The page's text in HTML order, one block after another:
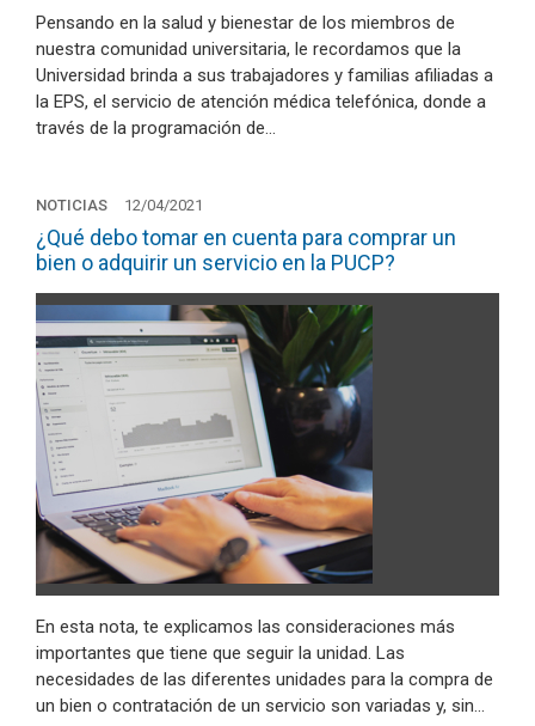
Pensando en la salud y bienestar de los miembros de
nuestra comunidad universitaria, le recordamos que la
Universidad brinda a sus trabajadores y familias afiliadas a
la EPS, el servicio de atención médica telefónica, donde a
través de la programación de…
NOTICIAS 12/04/2021
¿Qué debo tomar en cuenta para comprar un
bien o adquirir un servicio en la PUCP?
En esta nota, te explicamos las consideraciones más
importantes que tiene que seguir la unidad. Las
necesidades de las diferentes unidades para la compra de
un bien o contratación de un servicio son variadas y, sin…